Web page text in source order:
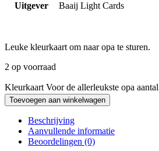
Uitgever Baaij Light Cards
Leuke kleurkaart om naar opa te sturen.
2 op voorraad
Kleurkaart Voor de allerleukste opa aantal
Toevoegen aan winkelwagen
Beschrijving
Aanvullende informatie
Beoordelingen (0)